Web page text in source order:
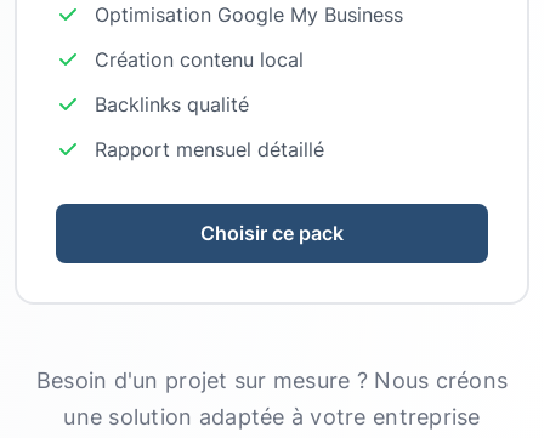
Optimisation Google My Business
Création contenu local
Backlinks qualité
Rapport mensuel détaillé
Choisir ce pack
Besoin d'un projet sur mesure ? Nous créons
une solution adaptée à votre entreprise